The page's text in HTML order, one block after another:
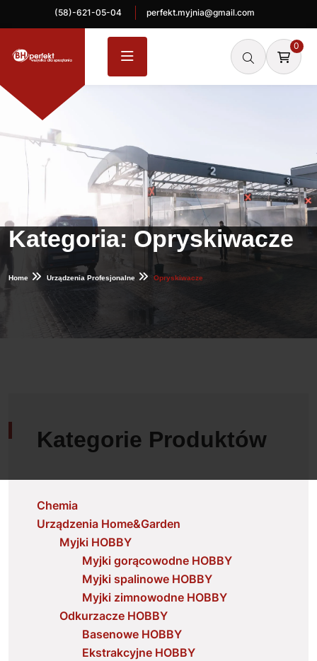
(58)-621-05-04 perfekt.myjnia@gmail.com
0
Kategoria: Opryskiwacze
Home Urządzenia Profesjonalne Opryskiwacze
Kategorie Produktów
Chemia
Urządzenia Home&Garden
Myjki HOBBY
Myjki gorącowodne HOBBY
Myjki spalinowe HOBBY
Myjki zimnowodne HOBBY
Odkurzacze HOBBY
Basenowe HOBBY
Ekstrakcyjne HOBBY